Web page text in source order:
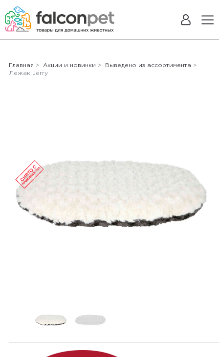
Главная > Акции и новинки > Выведено из ассортимента >
Лежак Jerry